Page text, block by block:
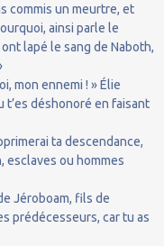
commis un meurtre, et
ainsi parle le
lapé le sang de Naboth,
mon ennemi ! » Élie
t’es déshonoré en faisant
ta descendance,
esclaves ou hommes
Jéroboam, fils de
prédécesseurs, car tu as